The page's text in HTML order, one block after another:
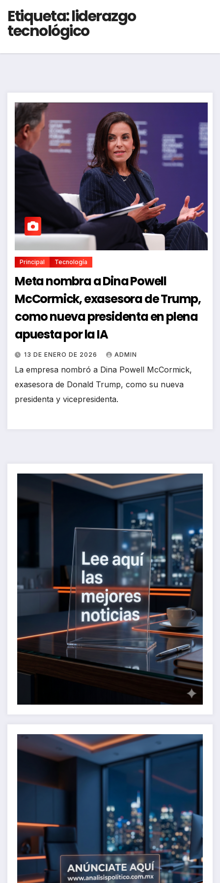
Etiqueta:liderazgo
tecnológico
Principal Tecnología
Meta nombra a Dina Powell
McCormick, exasesora de Trump,
como nueva presidenta en plena
apuesta por la IA
13 DE ENERO DE 2026 ADMIN
La empresa nombró a Dina Powell McCormick,
exasesora de Donald Trump, como su nueva
presidenta y vicepresidenta.